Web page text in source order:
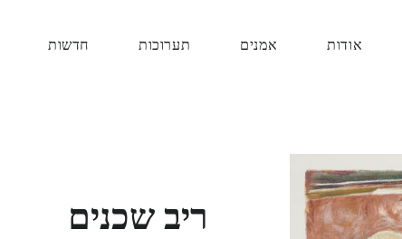
אודות אמנים תערוכות חדשות
ריב שכנים